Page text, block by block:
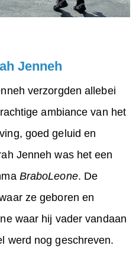
Jenneh
verzorgden allebei
ambiance van het
goed geluid en
Jenneh was het een
BraboLeone. De
ze geboren en
waar hij vader vandaan
werd nog geschreven.